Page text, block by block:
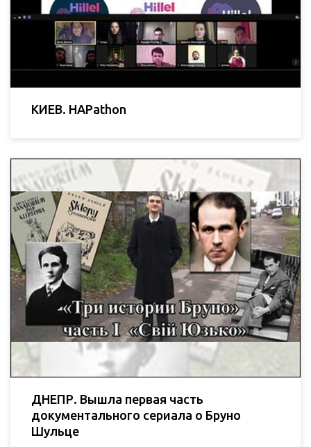
КИЕВ. HAPathon
ДНЕПР. Вышла первая часть
документального сериала о Бруно
Шульце